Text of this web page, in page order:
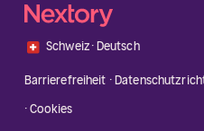
🇨🇭 Schweiz·Deutsch
Barrierefreiheit ·
·Cookies